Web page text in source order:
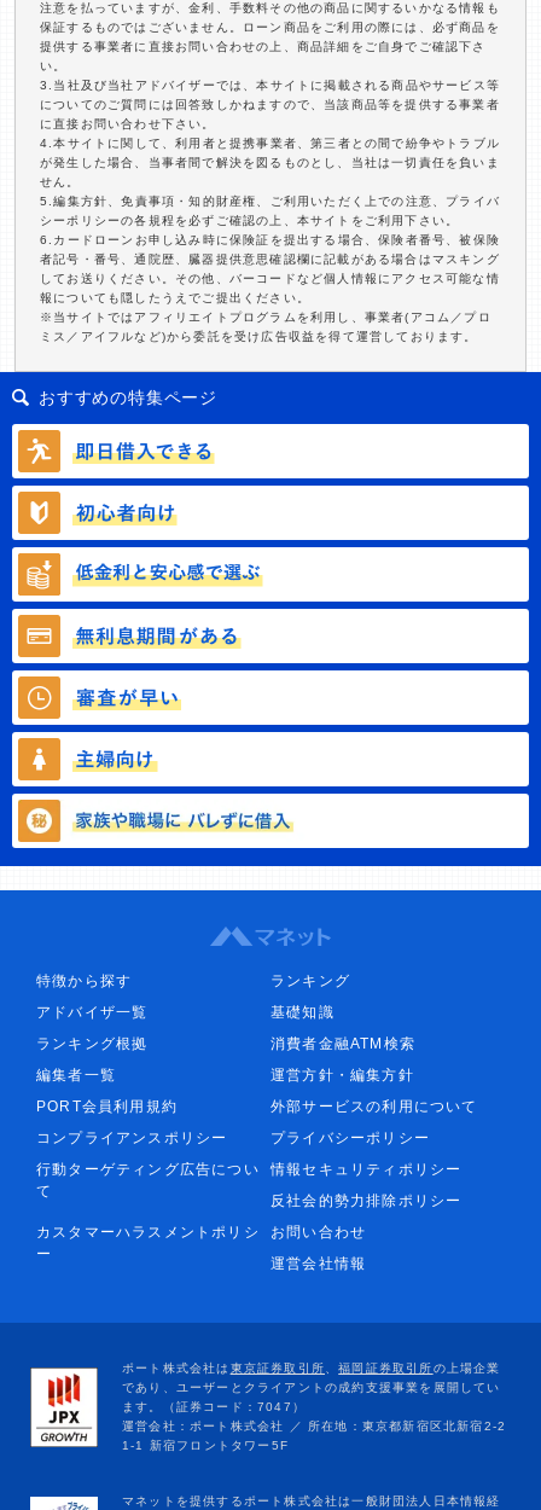
注意を払っていますが、金利、手数料その他の商品に関するいかなる情報も
保証するものではございません。ローン商品をご利用の際には、必ず商品を
提供する事業者に直接お問い合わせの上、商品詳細をご自身でご確認下さ
い。
3.当社及び当社アドバイザーでは、本サイトに掲載される商品やサービス等
についてのご質問には回答致しかねますので、当該商品等を提供する事業者
に直接お問い合わせ下さい。
4.本サイトに関して、利用者と提携事業者、第三者との間で紛争やトラブル
が発生した場合、当事者間で解決を図るものとし、当社は一切責任を負いま
せん。
5.編集方針、免責事項・知的財産権、ご利用いただく上での注意、プライバ
シーポリシーの各規程を必ずご確認の上、本サイトをご利用下さい。
6.カードローンお申し込み時に保険証を提出する場合、保険者番号、被保険
者記号・番号、通院歴、臓器提供意思確認欄に記載がある場合はマスキング
してお送りください。その他、バーコードなど個人情報にアクセス可能な情
報についても隠したうえでご提出ください。
※当サイトではアフィリエイトプログラムを利用し、事業者(アコム／プロ
ミス／アイフルなど)から委託を受け広告収益を得て運営しております。
おすすめの特集ページ
特徴から探す
ランキング
アドバイザ一覧
基礎知識
ランキング根拠
消費者金融ATM検索
編集者一覧
運営方針・編集方針
PORT会員利用規約
外部サービスの利用について
コンプライアンスポリシー
プライバシーポリシー
行動ターゲティング広告につい
て
情報セキュリティポリシー
反社会的勢力排除ポリシー
カスタマーハラスメントポリシ
ー
お問い合わせ
運営会社情報